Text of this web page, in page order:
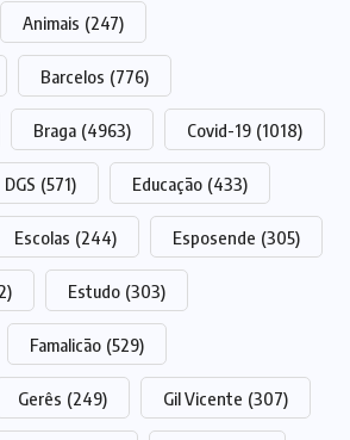
Animais (247)
Barcelos (776)
Braga (4963) Covid-19 (1018)
DGS (571) Educação (433)
Escolas (244) Esposende (305)
Estudo (303)
Famalicão (529)
Gerês (249) Gil Vicente (307)